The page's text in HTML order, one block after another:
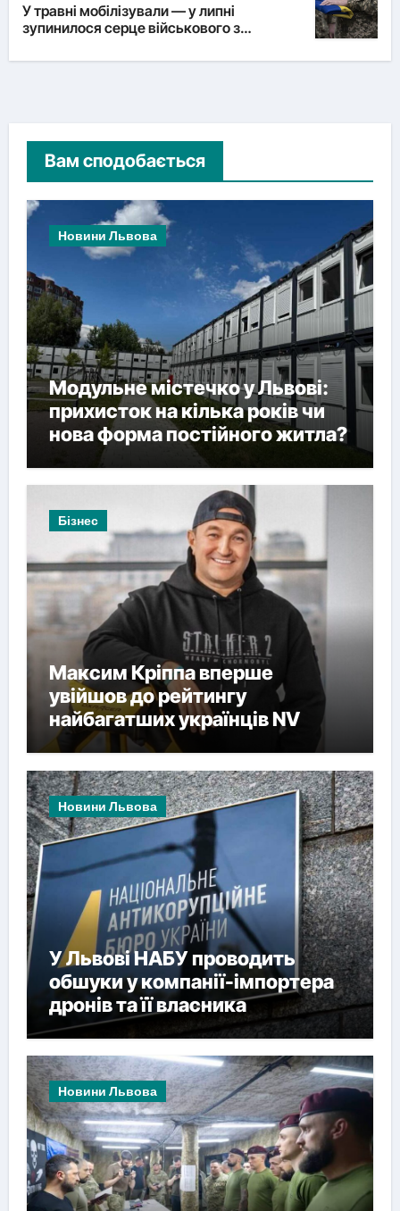
У травні мобілізували — у липні
зупинилося серце військового з
Вам сподобається
Новини Львова
Модульне містечко у Львові:
прихисток на кілька років чи
нова форма постійного житла?
Бізнес
Максим Кріппа вперше
увійшов до рейтингу
найбагатших українців NV
Новини Львова
У Львові НАБУ проводить
обшуки у компанії-імпортера
дронів та її власника
Новини Львова